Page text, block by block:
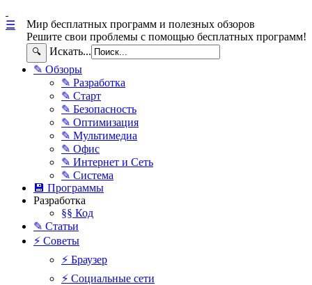
Мир бесплатных программ и полезных обзоров
Решите свои проблемы с помощью бесплатных программ!
🔍 Искать...
☰
✎ Обзоры
✎ Разработка
✎ Старт
✎ Безопасность
✎ Оптимизация
✎ Мультимедиа
✎ Офис
✎ Интернет и Сеть
✎ Система
💾 Программы
Разработка
§§ Код
✎ Статьи
⚡ Советы
⚡ Браузер
⚡ Социальные сети